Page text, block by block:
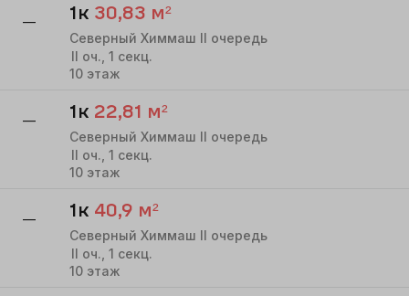
— 1к 30,83 м²
Северный Химмаш II очередь
II оч., 1 секц.
10 этаж
— 1к 22,81 м²
Северный Химмаш II очередь
II оч., 1 секц.
10 этаж
— 1к 40,9 м²
Северный Химмаш II очередь
II оч., 1 секц.
10 этаж